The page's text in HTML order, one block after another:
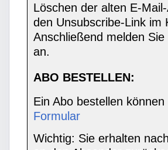
Löschen der alten E-
den Unsubscribe-Link im
Anschließend melden
an.
ABO BESTELLEN:
Ein Abo bestellen
Formular
Wichtig: Sie erhalten